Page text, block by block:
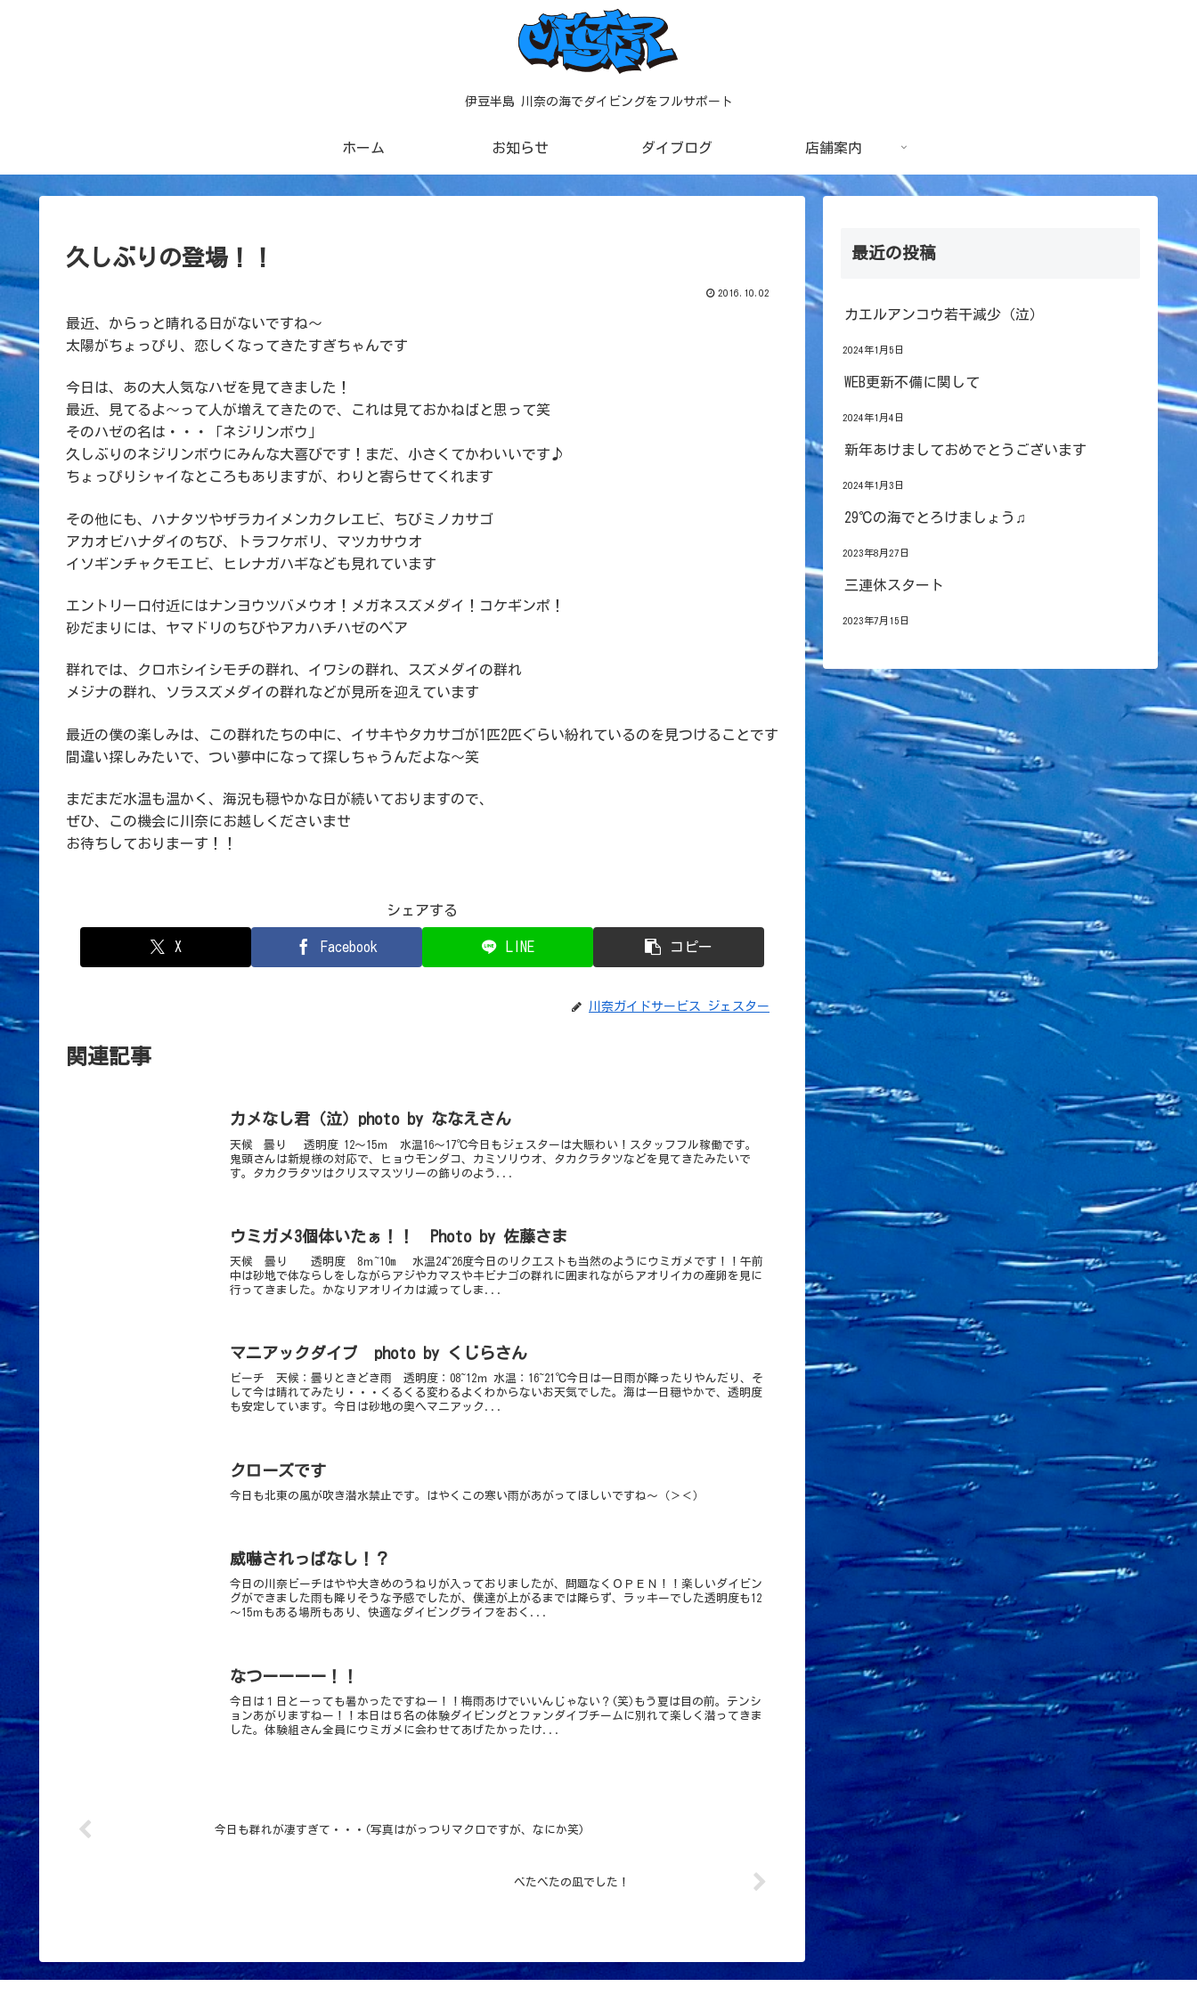
伊豆半島 川奈の海でダイビングをフルサポート
ホーム お知らせ ダイブログ 店舗案内
久しぶりの登場！！
2016.10.02
最近、からっと晴れる日がないですね～
太陽がちょっぴり、恋しくなってきたすぎちゃんです
今日は、あの大人気なハゼを見てきました！
最近、見てるよ～って人が増えてきたので、これは見ておかねばと思って笑
そのハゼの名は・・・「ネジリンボウ」
久しぶりのネジリンボウにみんな大喜びです！まだ、小さくてかわいいです♪
ちょっぴりシャイなところもありますが、わりと寄らせてくれます
その他にも、ハナタツやザラカイメンカクレエビ、ちびミノカサゴ
アカオビハナダイのちび、トラフケボリ、マツカサウオ
イソギンチャクモエビ、ヒレナガハギなども見れています
エントリー口付近にはナンヨウツバメウオ！メガネスズメダイ！コケギンポ！
砂だまりには、ヤマドリのちびやアカハチハゼのペア
群れでは、クロホシイシモチの群れ、イワシの群れ、スズメダイの群れ
メジナの群れ、ソラスズメダイの群れなどが見所を迎えています
最近の僕の楽しみは、この群れたちの中に、イサキやタカサゴが1匹2匹ぐらい紛れているのを見つけることです
間違い探しみたいで、つい夢中になって探しちゃうんだよな～笑
まだまだ水温も温かく、海況も穏やかな日が続いておりますので、
ぜひ、この機会に川奈にお越しくださいませ
お待ちしておりまーす！！
シェアする
X Facebook LINE コピー
川奈ガイドサービス ジェスター
関連記事
カメなし君（泣）photo by ななえさん
天候 曇り 透明度 12～15ｍ 水温16～17℃今日もジェスターは大賑わい！スタッフフル稼働です。
鬼頭さんは新規様の対応で、ヒョウモンダコ、カミソリウオ、タカクラタツなどを見てきたみたいで
す。タカクラタツはクリスマスツリーの飾りのよう...
ウミガメ3個体いたぁ！！ Photo by 佐藤さま
天候 曇り 透明度 8ｍ~10m 水温24~26度今日のリクエストも当然のようにウミガメです！！午前
中は砂地で体ならしをしながらアジやカマスやキビナゴの群れに囲まれながらアオリイカの産卵を見に
行ってきました。かなりアオリイカは減ってしま...
マニアックダイブ photo by くじらさん
ビーチ 天候：曇りときどき雨 透明度：08~12ｍ 水温：16~21℃今日は一日雨が降ったりやんだり、そ
して今は晴れてみたり・・・くるくる変わるよくわからないお天気でした。海は一日穏やかで、透明度
も安定しています。今日は砂地の奥へマニアック...
クローズです
今日も北東の風が吹き潜水禁止です。はやくこの寒い雨があがってほしいですね～（＞＜）
威嚇されっぱなし！？
今日の川奈ビーチはやや大きめのうねりが入っておりましたが、問題なくＯＰＥＮ！！楽しいダイビン
グができました雨も降りそうな予感でしたが、僕達が上がるまでは降らず、ラッキーでした透明度も12
～15ｍもある場所もあり、快適なダイビングライフをおく...
なつーーーー！！
今日は１日とーっても暑かったですねー！！梅雨あけでいいんじゃない？(笑)もう夏は目の前。テンシ
ョンあがりますねー！！本日は５名の体験ダイビングとファンダイブチームに別れて楽しく潜ってきま
した。体験組さん全員にウミガメに会わせてあげたかったけ...
今日も群れが凄すぎて・・・(写真はがっつりマクロですが、なにか笑)
べたべたの凪でした！
最近の投稿
カエルアンコウ若干減少（泣）
2024年1月5日
WEB更新不備に関して
2024年1月4日
新年あけましておめでとうございます
2024年1月3日
29℃の海でとろけましょう♫
2023年8月27日
三連休スタート
2023年7月15日